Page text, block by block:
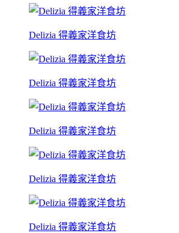
Delizia 得義家洋食坊
Delizia 得義家洋食坊
Delizia 得義家洋食坊
Delizia 得義家洋食坊
Delizia 得義家洋食坊